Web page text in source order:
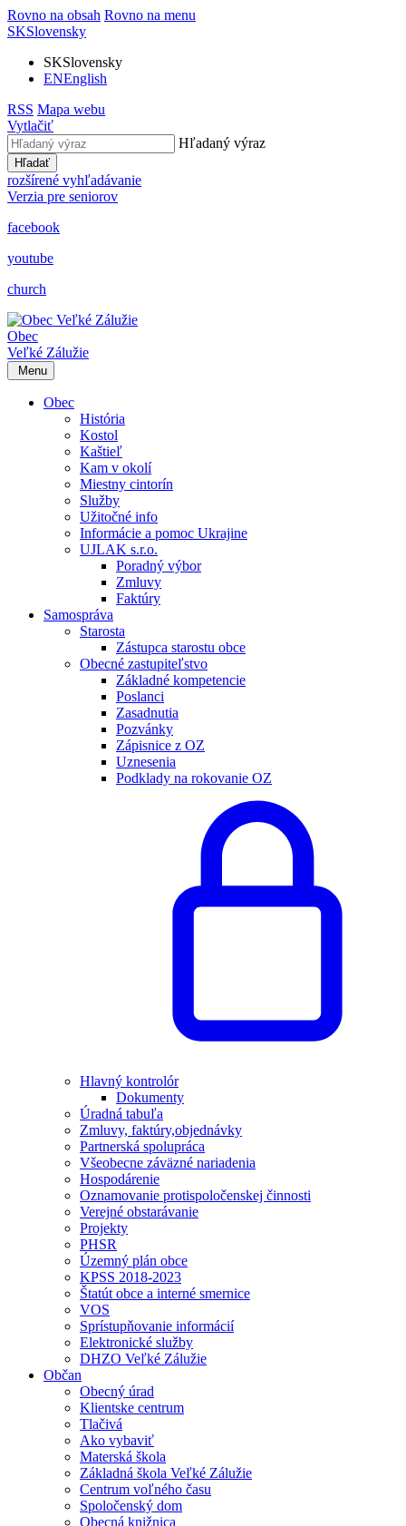
Rovno na obsah Rovno na menu
SKSlovensky
SKSlovensky
ENEnglish
RSS Mapa webu
Vytlačiť
Hľadaný výraz
Hľadať
rozšírené vyhľadávanie
Verzia pre seniorov
facebook
youtube
church
Obec
Veľké Zálužie
Menu
Obec
História
Kostol
Kaštieľ
Kam v okolí
Miestny cintorín
Služby
Užitočné info
Informácie a pomoc Ukrajine
UJLAK s.r.o.
Poradný výbor
Zmluvy
Faktúry
Samospráva
Starosta
Zástupca starostu obce
Obecné zastupiteľstvo
Základné kompetencie
Poslanci
Zasadnutia
Pozvánky
Zápisnice z OZ
Uznesenia
Podklady na rokovanie OZ
Hlavný kontrolór
Dokumenty
Úradná tabuľa
Zmluvy, faktúry,objednávky
Partnerská spolupráca
Všeobecne záväzné nariadenia
Hospodárenie
Oznamovanie protispoločenskej činnosti
Verejné obstarávanie
Projekty
PHSR
Územný plán obce
KPSS 2018-2023
Štatút obce a interné smernice
VOS
Sprístupňovanie informácií
Elektronické služby
DHZO Veľké Zálužie
Občan
Obecný úrad
Klientske centrum
Tlačivá
Ako vybaviť
Materská škola
Základná škola Veľké Zálužie
Centrum voľného času
Spoločenský dom
Obecná knižnica